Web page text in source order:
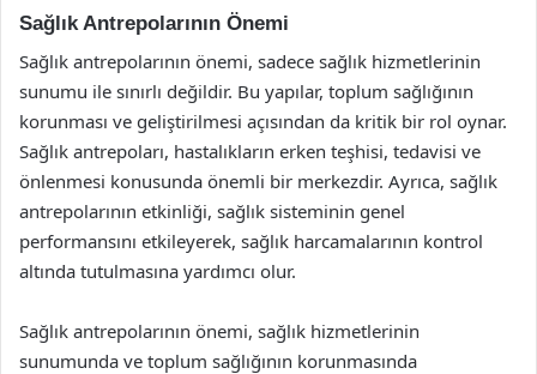
Sağlık Antrepolarının Önemi
Sağlık antrepolarının önemi, sadece sağlık hizmetlerinin
sunumu ile sınırlı değildir. Bu yapılar, toplum sağlığının
korunması ve geliştirilmesi açısından da kritik bir rol oynar.
Sağlık antrepoları, hastalıkların erken teşhisi, tedavisi ve
önlenmesi konusunda önemli bir merkezdir. Ayrıca, sağlık
antrepolarının etkinliği, sağlık sisteminin genel
performansını etkileyerek, sağlık harcamalarının kontrol
altında tutulmasına yardımcı olur.
Sağlık antrepolarının önemi, sağlık hizmetlerinin
sunumunda ve toplum sağlığının korunmasında